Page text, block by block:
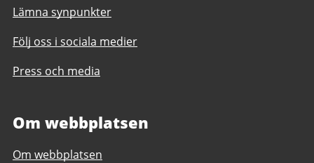
Lämna synpunkter
Följ oss i sociala medier
Press och media
Om webbplatsen
Om webbplatsen